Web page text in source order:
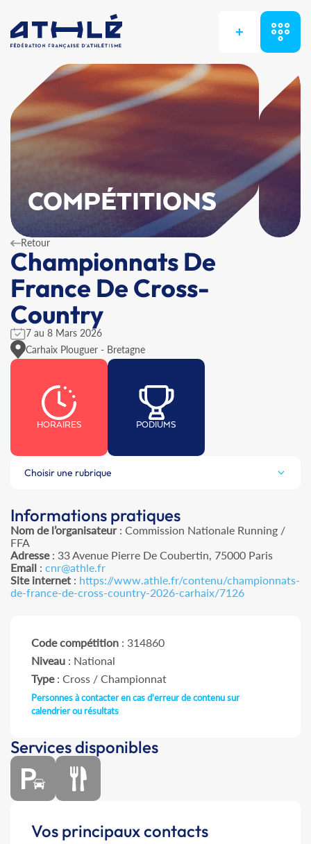
+
COMPÉTITIONS
Retour
Championnats De
France De Cross-
Country
7 au 8 Mars 2026
Carhaix Plouguer - Bretagne
HORAIRES PODIUMS
Choisir une rubrique
Informations pratiques
Nom de l’organisateur: Commission Nationale Running /
FFA
Adresse: 33 Avenue Pierre De Coubertin, 75000 Paris
Email : cnr@athle.fr
Site internet : https://www.athle.fr/contenu/championnats-
de-france-de-cross-country-2026-carhaix/7126
Code compétition : 314860
Niveau : National
Type: Cross / Championnat
Personnes à contacter en cas d'erreur de contenu sur
calendrier ou résultats
Services disponibles
Vos principaux contacts